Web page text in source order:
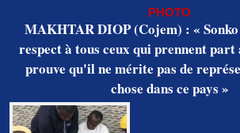
PHOTO
MAKHTAR DIOP (Cojem) : « Sonko
respect à tous ceux qui prennent part
prouve qu'il ne mérite pas de
chose dans ce pays »